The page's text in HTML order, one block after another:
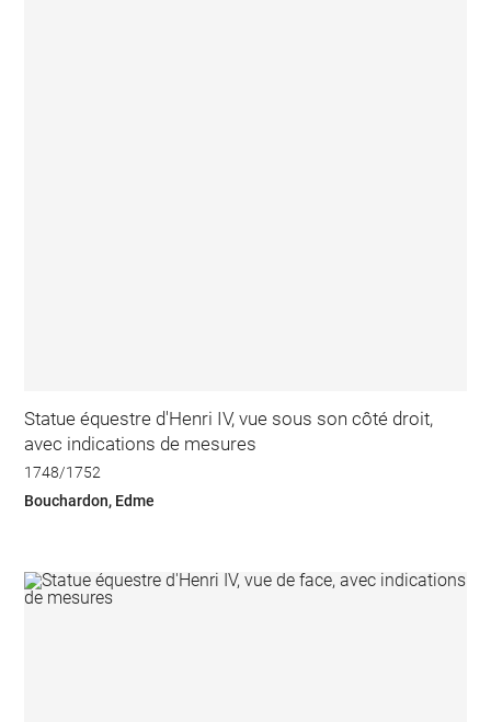
Statue équestre d'Henri IV, vue sous son côté droit,
avec indications de mesures
1748/1752
Bouchardon, Edme